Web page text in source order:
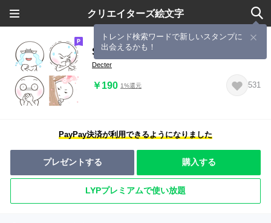
クリエイターズ絵文字
トレンド検索ワードで新しいスタンプに
出会えるかも！
Salted Egg Emoji so cute-5
Decter
￥190 1%還元 531
PayPay決済が利用できるようになりました
プレゼントする 購入する
LYPプレミアムで使い放題